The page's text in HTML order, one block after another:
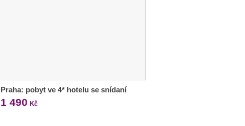
Praha: pobyt ve 4* hotelu se snídaní
1 490 Kč